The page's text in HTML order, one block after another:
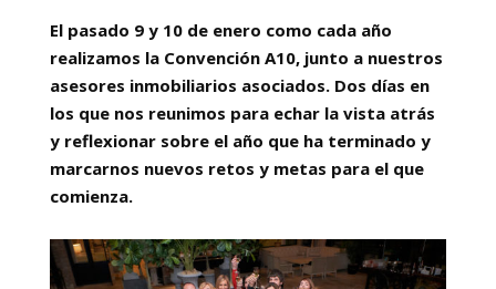
El pasado 9 y 10 de enero como cada año
realizamos la Convención A10, junto a nuestros
asesores inmobiliarios asociados. Dos días en
los que nos reunimos para echar la vista atrás
y reflexionar sobre el año que ha terminado y
marcarnos nuevos retos y metas para el que
comienza.